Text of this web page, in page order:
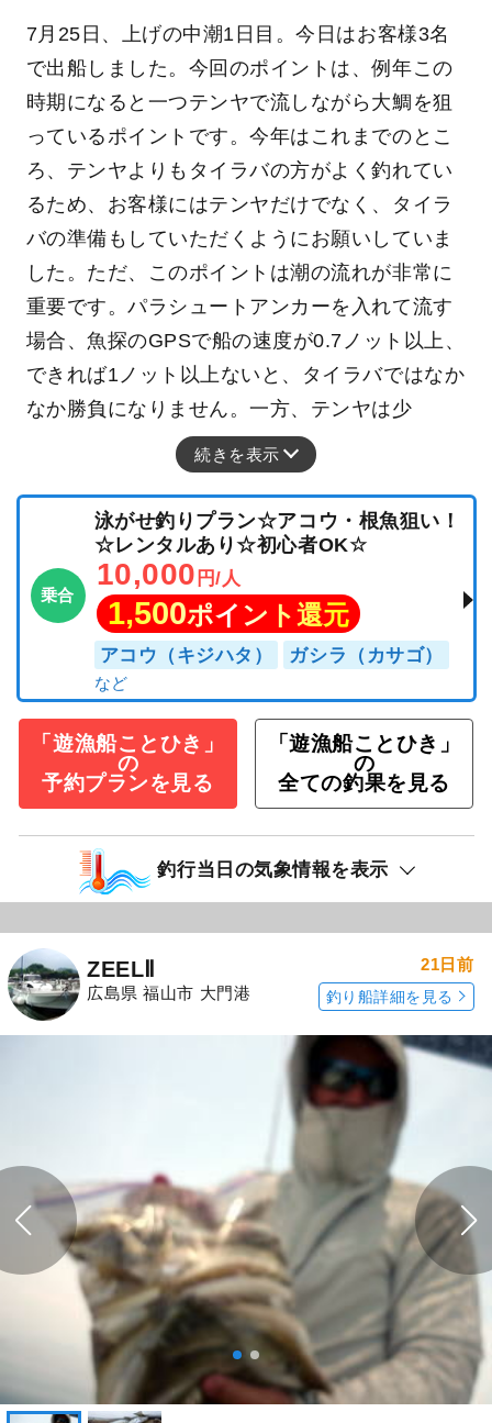
7月25日、上げの中潮1日目。今日はお客様3名
で出船しました。今回のポイントは、例年この
時期になると一つテンヤで流しながら大鯛を狙
っているポイントです。今年はこれまでのとこ
ろ、テンヤよりもタイラバの方がよく釣れてい
るため、お客様にはテンヤだけでなく、タイラ
バの準備もしていただくようにお願いしていま
した。ただ、このポイントは潮の流れが非常に
重要です。パラシュートアンカーを入れて流す
場合、魚探のGPSで船の速度が0.7ノット以上、
できれば1ノット以上ないと、タイラバではなか
なか勝負になりません。一方、テンヤは少
続きを表示
乗合
泳がせ釣りプラン☆アコウ・根魚狙い！
☆レンタルあり☆初心者OK☆
10,000 円/人
1,500ポイント還元
アコウ（キジハタ） ガシラ（カサゴ）
「遊漁船ことひき」
の
予約プランを見る
「遊漁船ことひき」
の
全ての釣果を見る
釣行当日の気象情報を表示
ZEELⅡ
広島県 福山市 大門港
21日前
釣り船詳細を見る